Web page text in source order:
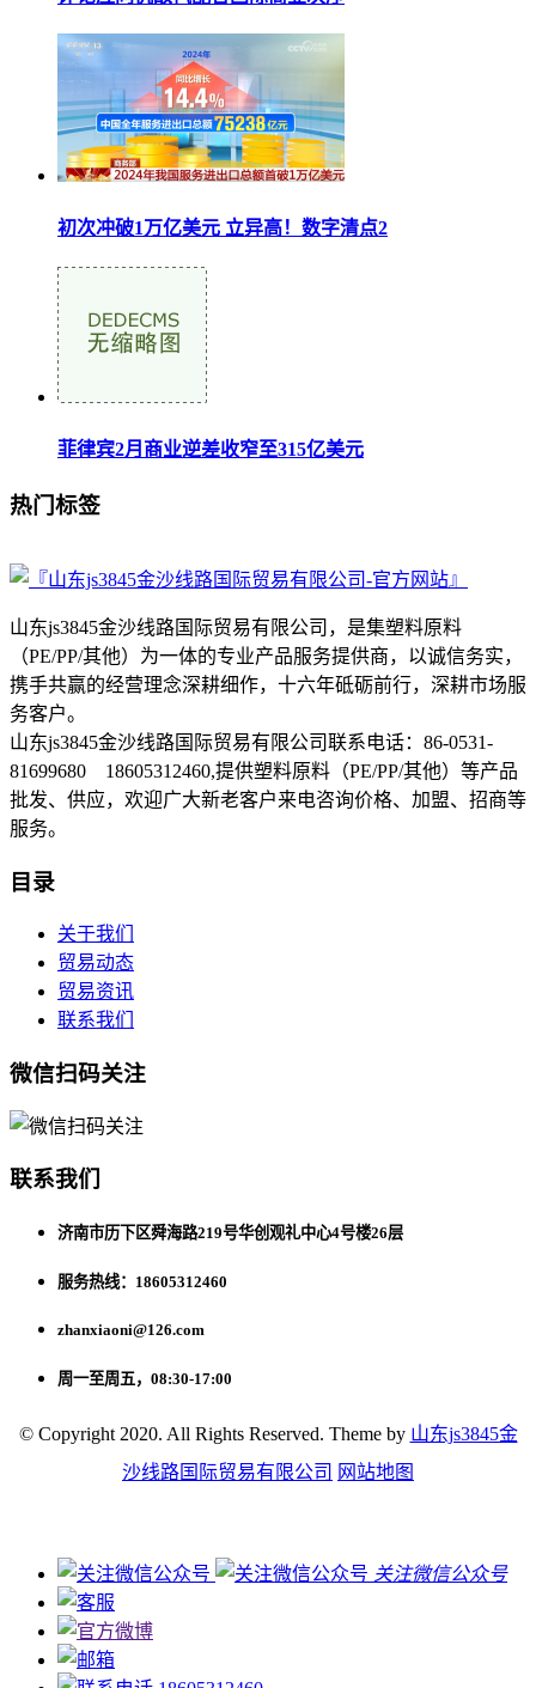
初次冲破1万亿美元 立异高！数字清点2
菲律宾2月商业逆差收窄至315亿美元
热门标签
山东js3845金沙线路国际贸易有限公司，是集塑料原料
（PE/PP/其他）为一体的专业产品服务提供商，以诚信务实，
携手共赢的经营理念深耕细作，十六年砥砺前行，深耕市场服
务客户。
山东js3845金沙线路国际贸易有限公司联系电话：86-0531-
81699680 18605312460,提供塑料原料（PE/PP/其他）等产品
批发、供应，欢迎广大新老客户来电咨询价格、加盟、招商等
服务。
目录
关于我们
贸易动态
贸易资讯
联系我们
微信扫码关注
联系我们
济南市历下区舜海路219号华创观礼中心4号楼26层
服务热线：18605312460
zhanxiaoni@126.com
周一至周五，08:30-17:00
© Copyright 2020. All Rights Reserved. Theme by 山东js3845金
沙线路国际贸易有限公司 网站地图
关注微信公众号